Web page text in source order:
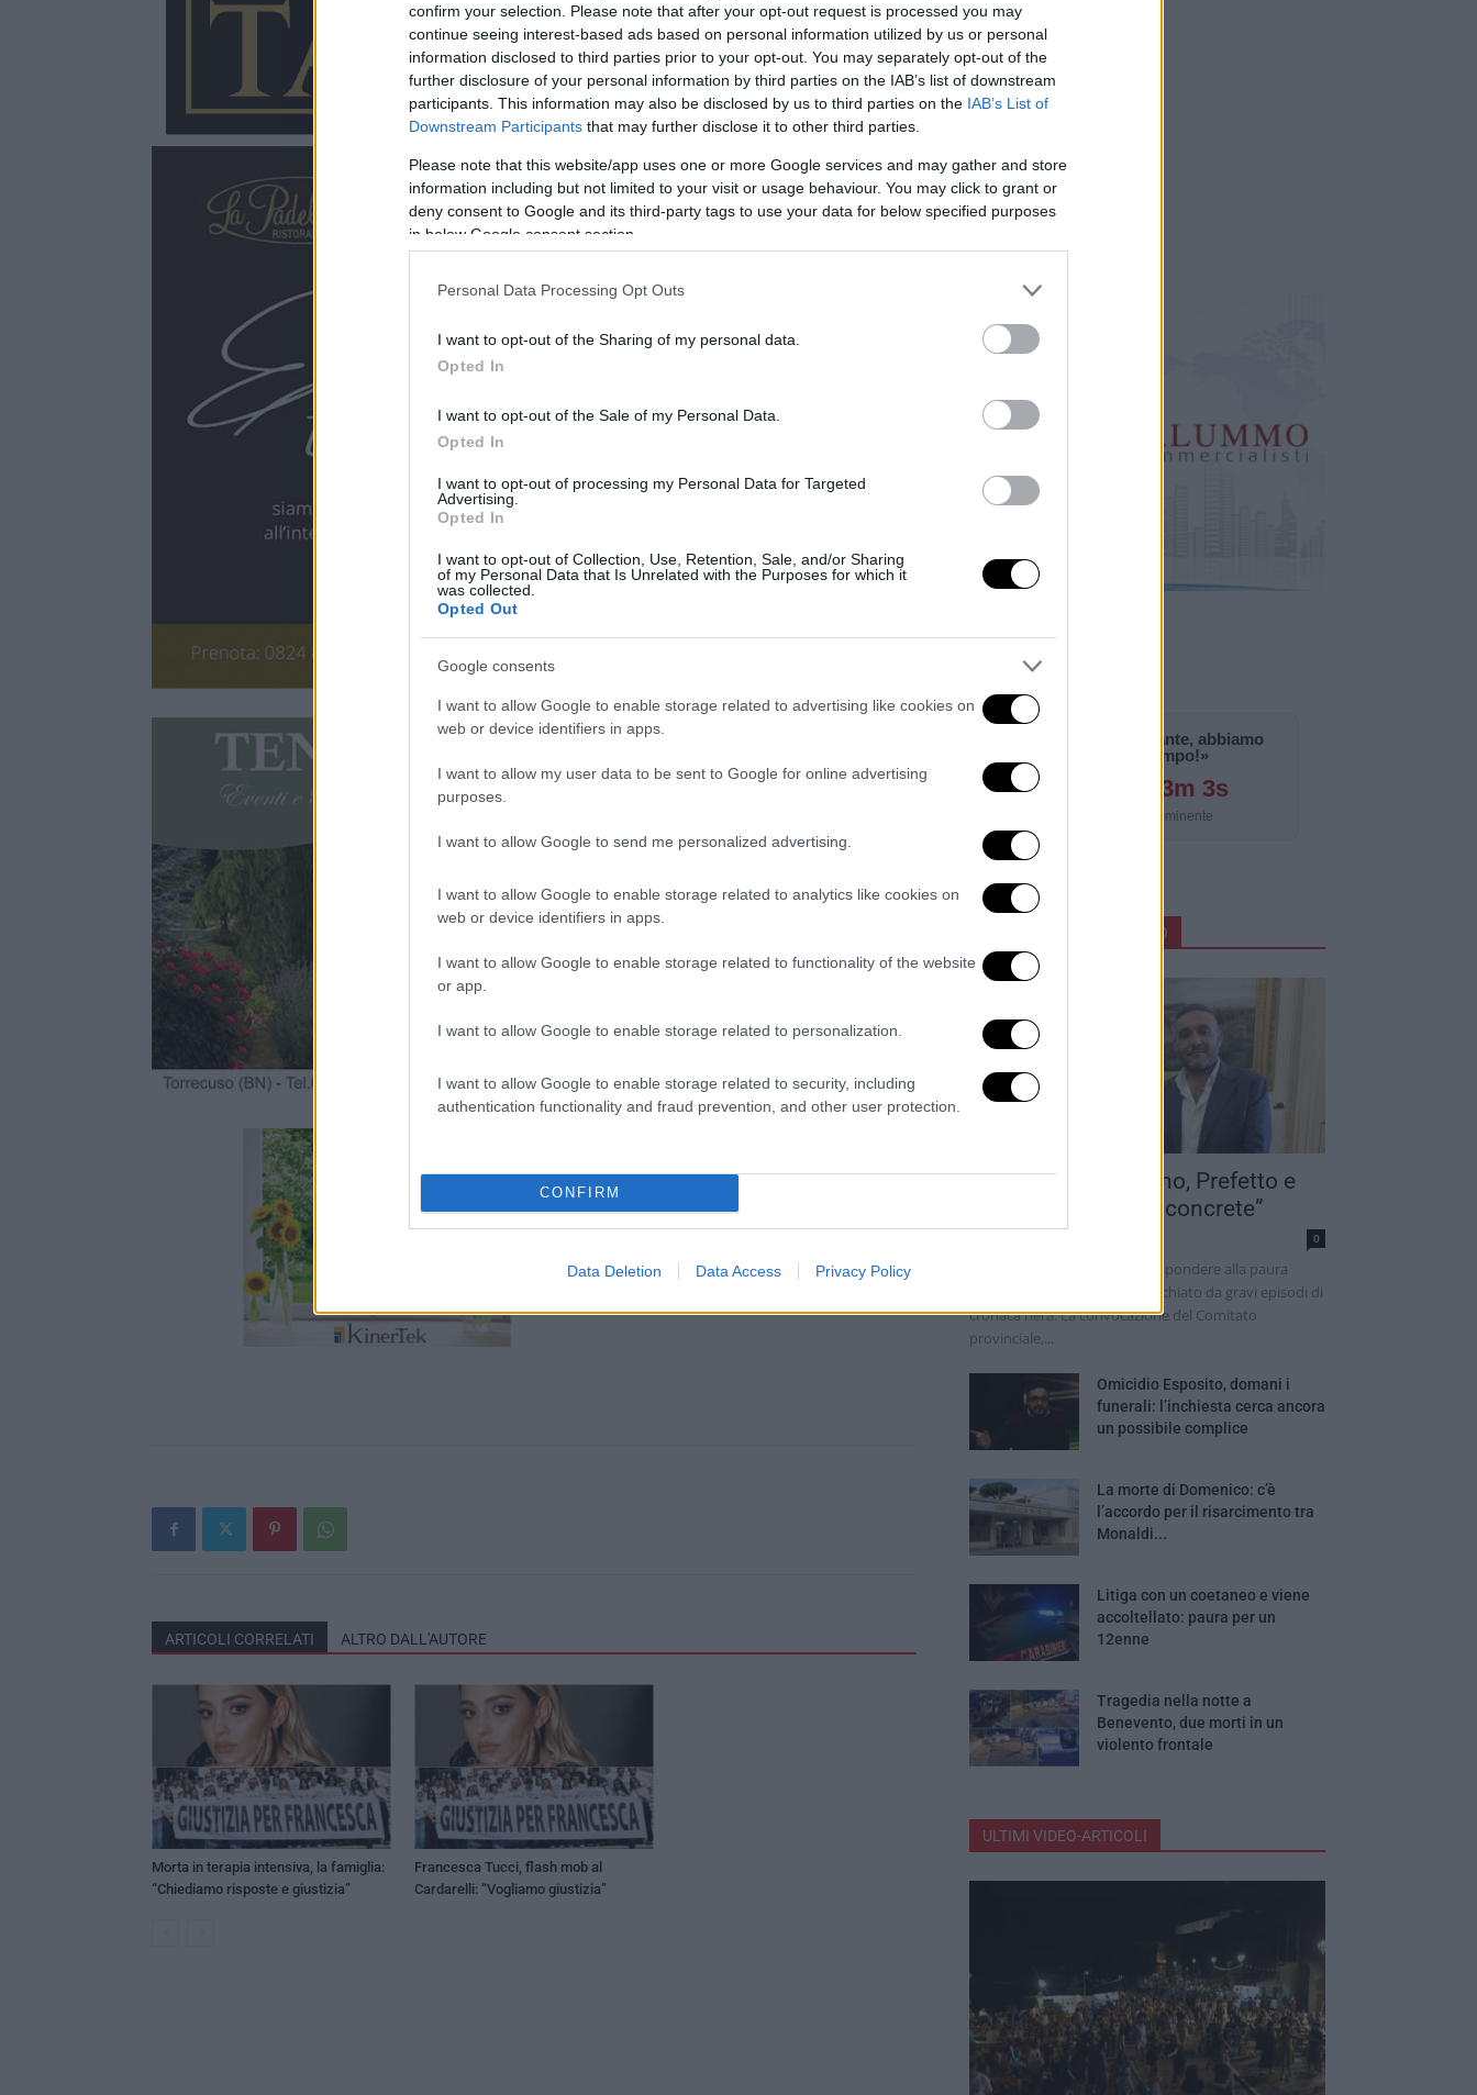
confirm your selection. Please note that after your opt-out request is processed you may
continue seeing interest-based ads based on personal information utilized by us or personal
information disclosed to third parties prior to your opt-out. You may separately opt-out of the
further disclosure of your personal information by third parties on the IAB’s list of downstream
participants. This information may also be disclosed by us to third parties on the IAB’s List of
Downstream Participants that may further disclose it to other third parties.
Please note that this website/app uses one or more Google services and may gather and store
information including but not limited to your visit or usage behaviour. You may click to grant or
deny consent to Google and its third-party tags to use your data for below specified purposes
in below Google consent section.
Personal Data Processing Opt Outs
I want to opt-out of the Sharing of my personal data.
Opted In
I want to opt-out of the Sale of my Personal Data.
Opted In
I want to opt-out of processing my Personal Data for Targeted
Advertising.
Opted In
I want to opt-out of Collection, Use, Retention, Sale, and/or Sharing
of my Personal Data that Is Unrelated with the Purposes for which it
was collected.
Opted Out
Google consents
I want to allow Google to enable storage related to advertising like cookies on
web or device identifiers in apps.
I want to allow my user data to be sent to Google for online advertising
purposes.
I want to allow Google to send me personalized advertising.
I want to allow Google to enable storage related to analytics like cookies on
web or device identifiers in apps.
I want to allow Google to enable storage related to functionality of the website
or app.
I want to allow Google to enable storage related to personalization.
I want to allow Google to enable storage related to security, including
authentication functionality and fraud prevention, and other user protection.
CONFIRM
Data Deletion Data Access Privacy Policy
ARTICOLI CORRELATI ALTRO DALL'AUTORE
Morta in terapia intensiva, la famiglia:
“Chiediamo risposte e giustizia”
Francesca Tucci, flash mob al
Cardarelli: “Vogliamo giustizia”
«La notizia è importante, abbiamo
bisogno di tempo!»
127g 21h 53m 2s
Aggiornamento imminente
ARTICOLI IN PRIMO PIANO
Sparatoria a Terzigno, Prefetto e
sindaco: “Risposte concrete”
0
La presenza dello Stato per rispondere alla paura
crescente di un territorio macchiato da gravi episodi di
cronaca nera. La convocazione del Comitato
provinciale,...
Omicidio Esposito, domani i
funerali: l’inchiesta cerca ancora
un possibile complice
La morte di Domenico: c’è
l’accordo per il risarcimento tra
Monaldi...
Litiga con un coetaneo e viene
accoltellato: paura per un
12enne
Tragedia nella notte a
Benevento, due morti in un
violento frontale
ULTIMI VIDEO-ARTICOLI